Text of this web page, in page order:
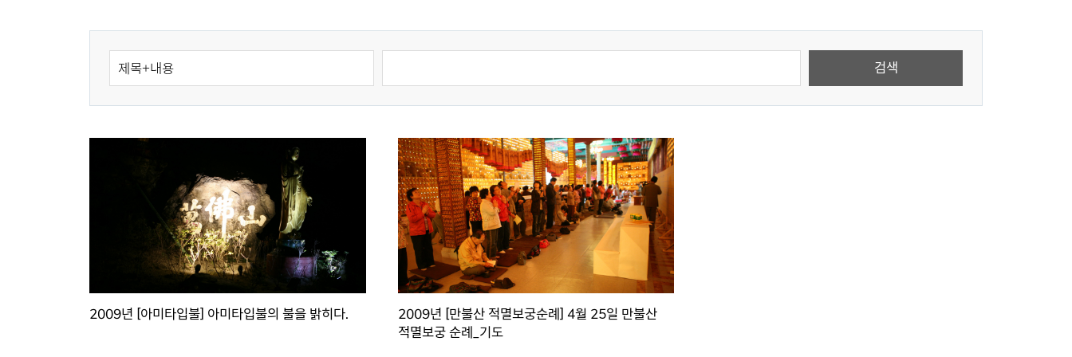
2009년 [아미타입불] 아미타입불의 불을 밝히다.
2009년 [만불산 적멸보궁순례] 4월 25일 만불산
적멸보궁 순례_기도